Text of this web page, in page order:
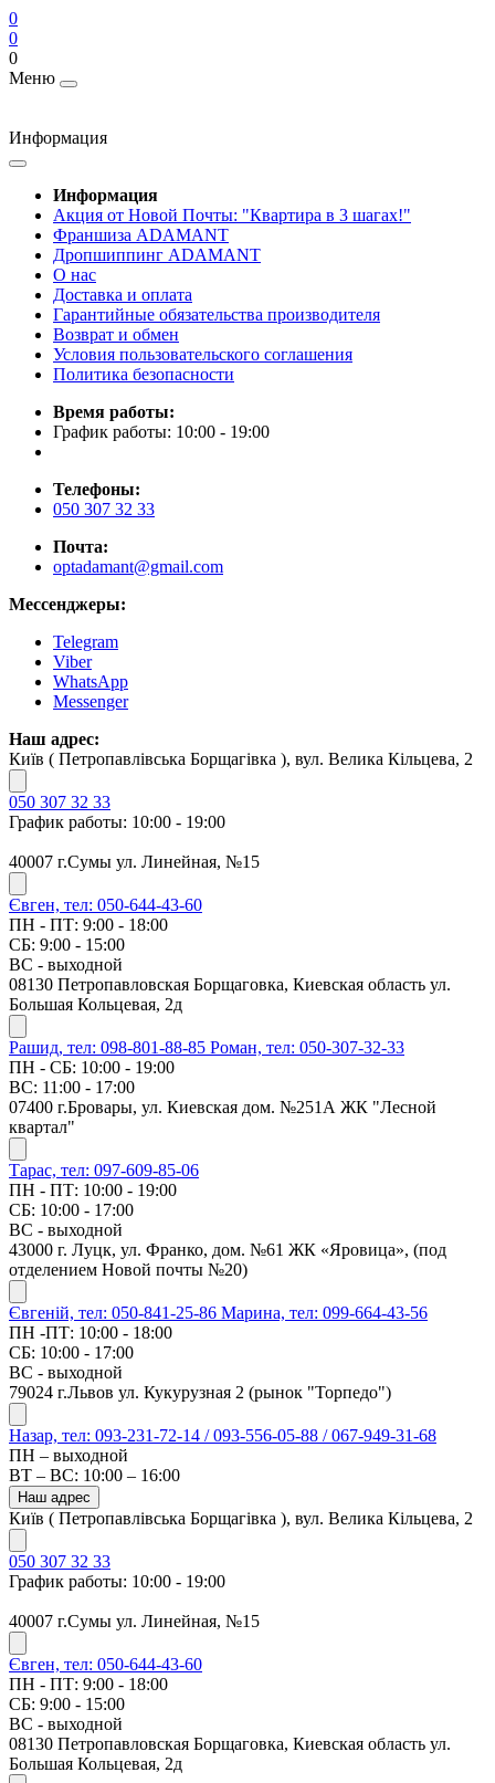
0
0
0
Меню
Информация
Информация
Акция от Новой Почты: "Квартира в 3 шагах!"
Франшиза ADAMANT
Дропшиппинг ADAMANT
О нас
Доставка и оплата
Гарантийные обязательства производителя
Возврат и обмен
Условия пользовательского соглашения
Политика безопасности
Время работы:
График работы: 10:00 - 19:00
Телефоны:
050 307 32 33
Почта:
optadamant@gmail.com
Мессенджеры:
Telegram
Viber
WhatsApp
Messenger
Наш адрес:
Київ ( Петропавлівська Борщагівка ), вул. Велика Кільцева, 2
050 307 32 33
График работы: 10:00 - 19:00
40007 г.Сумы ул. Линейная, №15
Євген, тел: 050-644-43-60
ПН - ПТ: 9:00 - 18:00
СБ: 9:00 - 15:00
ВС - выходной
08130 Петропавловская Борщаговка, Киевская область ул.
Большая Кольцевая, 2д
Рашид, тел: 098-801-88-85 Роман, тел: 050-307-32-33
ПН - СБ: 10:00 - 19:00
ВС: 11:00 - 17:00
07400 г.Бровары, ул. Киевская дом. №251А ЖК "Лесной
квартал"
Тарас, тел: 097-609-85-06
ПН - ПТ: 10:00 - 19:00
СБ: 10:00 - 17:00
ВС - выходной
43000 г. Луцк, ул. Франко, дом. №61 ЖК «Яровица», (под
отделением Новой почты №20)
Євгеній, тел: 050-841-25-86 Марина, тел: 099-664-43-56
ПН -ПТ: 10:00 - 18:00
СБ: 10:00 - 17:00
ВС - выходной
79024 г.Львов ул. Кукурузная 2 (рынок "Торпедо")
Назар, тел: 093-231-72-14 / 093-556-05-88 / 067-949-31-68
ПН – выходной
ВТ – ВС: 10:00 – 16:00
Наш адрес
Київ ( Петропавлівська Борщагівка ), вул. Велика Кільцева, 2
050 307 32 33
График работы: 10:00 - 19:00
40007 г.Сумы ул. Линейная, №15
Євген, тел: 050-644-43-60
ПН - ПТ: 9:00 - 18:00
СБ: 9:00 - 15:00
ВС - выходной
08130 Петропавловская Борщаговка, Киевская область ул.
Большая Кольцевая, 2д